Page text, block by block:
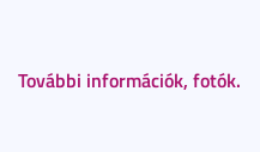
További információk, fotók.